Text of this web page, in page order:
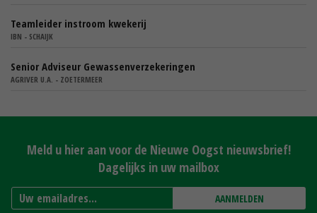
Teamleider instroom kwekerij
IBN - SCHAIJK
Senior Adviseur Gewassenverzekeringen
AGRIVER U.A. - ZOETERMEER
Meld u hier aan voor de Nieuwe Oogst nieuwsbrief!
Dagelijks in uw mailbox
AANMELDEN